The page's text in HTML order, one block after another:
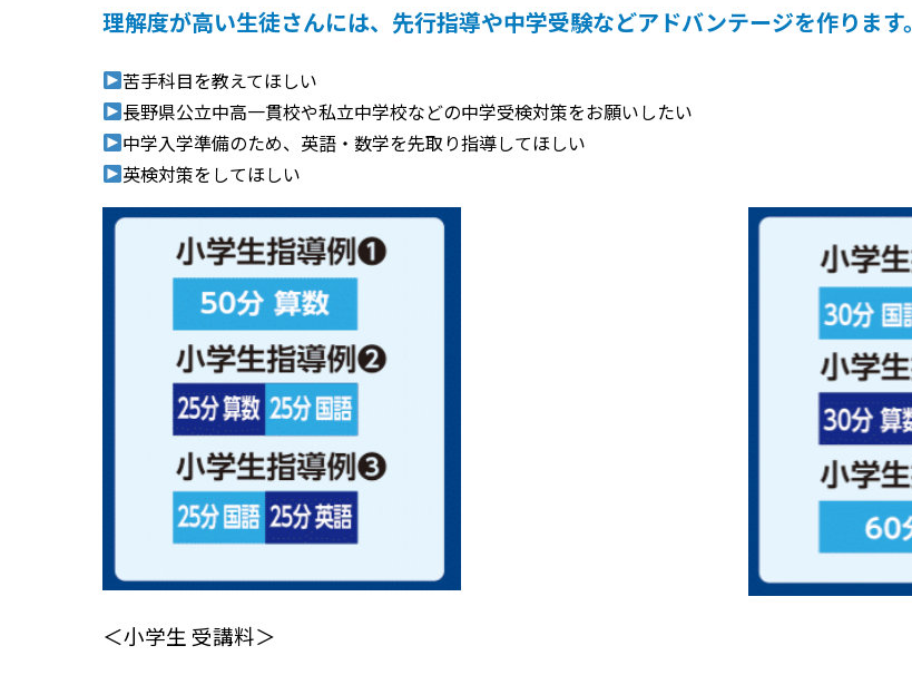
理解度が高い生徒さんには、先行指導や中学受験などアドバンテージを作ります。
苦手科目を教えてほしい
長野県公立中高一貫校や私立中学校などの中学受検対策をお願いしたい
中学入学準備のため、英語・数学を先取り指導してほしい
英検対策をしてほしい
＜小学生 受講料＞